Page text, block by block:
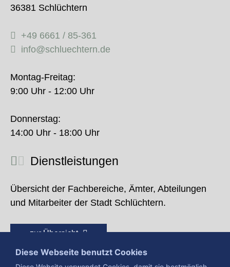
36381 Schlüchtern
+49 6661 / 85-361
info@schluechtern.de
Montag-Freitag:
9:00 Uhr - 12:00 Uhr
Donnerstag:
14:00 Uhr - 18:00 Uhr
Dienstleistungen
Übersicht der Fachbereiche, Ämter, Abteilungen
und Mitarbeiter der Stadt Schlüchtern.
zur Übersicht
Diese Webseite benutzt Cookies